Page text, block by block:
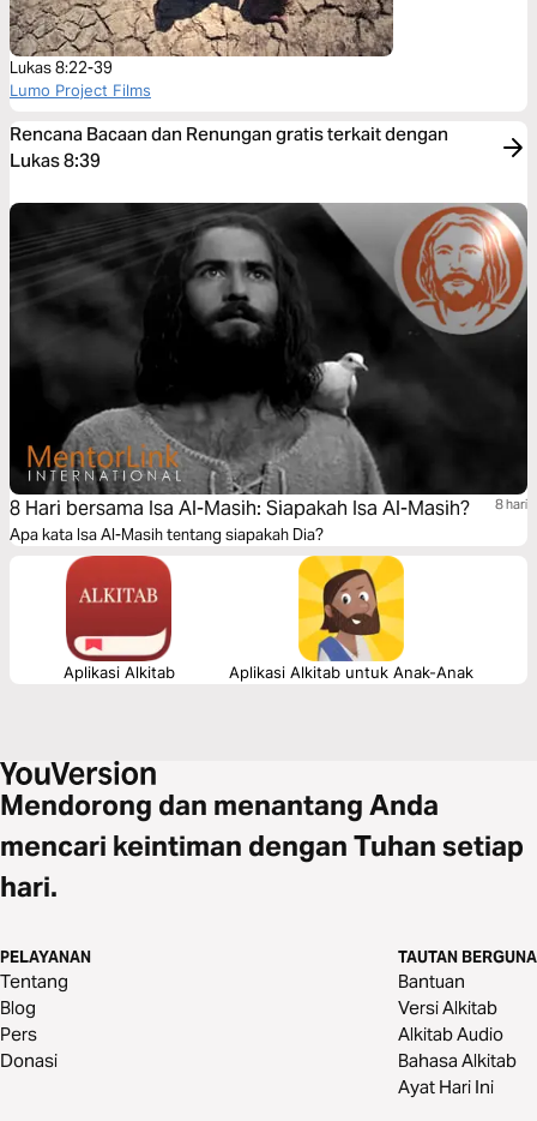
Lukas 8:22-39
Lumo Project Films
Rencana Bacaan dan Renungan gratis terkait dengan
Lukas 8:39
8 Hari bersama Isa Al-Masih: Siapakah Isa Al-Masih? 8 hari
Apa kata Isa Al-Masih tentang siapakah Dia?
Aplikasi Alkitab Aplikasi Alkitab untuk Anak-Anak
Mendorong dan menantang Anda
mencari keintiman dengan Tuhan setiap
hari.
PELAYANAN
Tentang
Blog
Pers
Donasi
TAUTAN BERGUNA
Bantuan
Versi Alkitab
Alkitab Audio
Bahasa Alkitab
Ayat Hari Ini